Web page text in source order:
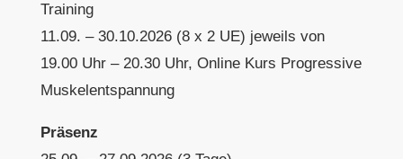
Training
11.09. – 30.10.2026 (8 x 2 UE) jeweils von
19.00 Uhr – 20.30 Uhr, Online Kurs Progressive
Muskelentspannung
Präsenz